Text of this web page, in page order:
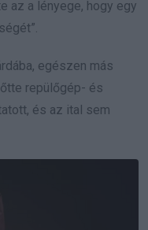
az a lényege, hogy egy
egészen más
repülőgép- és
és az ital sem